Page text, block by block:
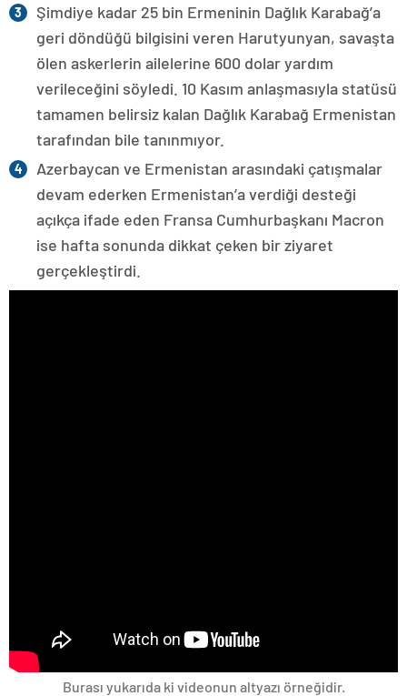
Şimdiye kadar 25 bin Ermeninin Dağlık Karabağ’a
geri döndüğü bilgisini veren Harutyunyan, savaşta
ölen askerlerin ailelerine 600 dolar yardım
verileceğini söyledi. 10 Kasım anlaşmasıyla statüsü
tamamen belirsiz kalan Dağlık Karabağ Ermenistan
tarafından bile tanınmıyor.
Azerbaycan ve Ermenistan arasındaki çatışmalar
devam ederken Ermenistan’a verdiği desteği
açıkça ifade eden Fransa Cumhurbaşkanı Macron
ise hafta sonunda dikkat çeken bir ziyaret
gerçekleştirdi.
Burası yukarıda ki videonun altyazı örneğidir.